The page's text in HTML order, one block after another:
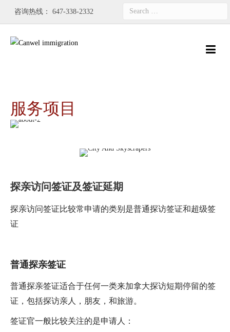
咨询热线： 647-338-2332
服务项目
探亲访问签证及签证延期
探亲访问签证比较常申请的类别是普通探访签证和超级签
证
普通探亲签证
普通探亲签证适合于任何一类来加拿大探访短期停留的签
证，包括探访亲人，朋友，和旅游。
签证官一般比较关注的是申请人：